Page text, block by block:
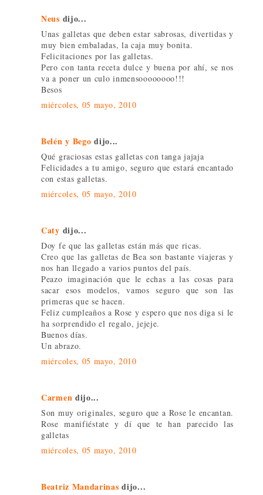
Neus dijo...
Unas galletas que deben estar sabrosas, divertidas y
muy bien embaladas, la caja muy bonita.
Felicitaciones por las galletas.
Pero con tanta receta dulce y buena por ahí, se nos
va a poner un culo inmensoooooooo!!!
Besos
miércoles, 05 mayo, 2010
Belén y Bego dijo...
Qué graciosas estas galletas con tanga jajaja
Felicidades a tu amigo, seguro que estará encantado
con estas galletas.
miércoles, 05 mayo, 2010
Caty dijo...
Doy fe que las galletas están más que ricas.
Creo que las galletas de Bea son bastante viajeras y
nos han llegado a varios puntos del país.
Peazo imaginación que le echas a las cosas para
sacar esos modelos, vamos seguro que son las
primeras que se hacen.
Feliz cumpleaños a Rose y espero que nos diga si le
ha sorprendido el regalo, jejeje.
Buenos días.
Un abrazo.
miércoles, 05 mayo, 2010
Carmen dijo...
Son muy originales, seguro que a Rose le encantan.
Rose manifiéstate y dí que te han parecido las
galletas
miércoles, 05 mayo, 2010
Beatriz Mandarinas dijo...